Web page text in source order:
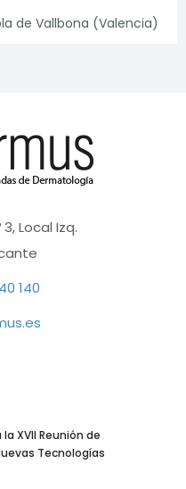
de Vallbona (Valencia)
Local Izq.
140
XVII Reunión de
Tecnologías